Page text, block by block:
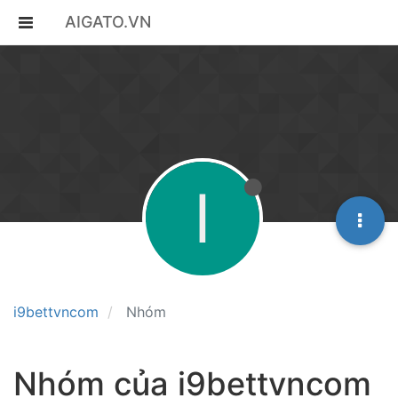
AIGATO.VN
i9bettvncom Nhóm
I
Nhóm của i9bettvncom